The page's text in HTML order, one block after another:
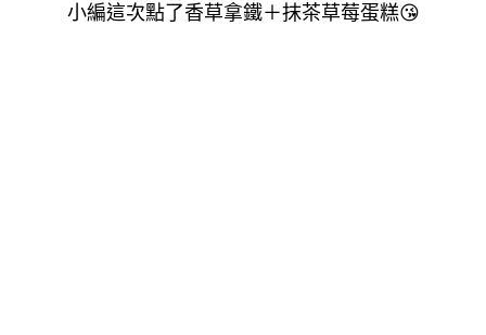
小編這次點了香草拿鐵＋抹茶草莓蛋糕😘